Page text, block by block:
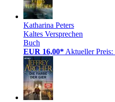
Katharina Peters
Kaltes Versprechen
Buch
EUR 16,00* Aktueller